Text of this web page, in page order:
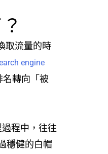
取流量的時
engine
名轉向「被
程中，往往
穩健的白帽